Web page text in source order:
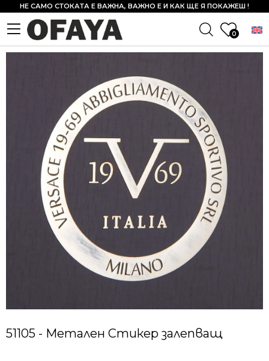
0
НЕ САМО СТОКАТА Е ВАЖНА, ВАЖНО Е И КАК ЩЕ Я ПОКАЖЕШ !
51105 - Метален Стикер залепващ